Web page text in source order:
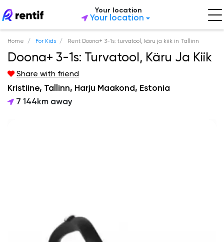
Your location
Your location
Home For Kids Rent Doona+ 3-1s: turvatool, käru ja kiik in Tallinn
Doona+ 3-1s: Turvatool, Käru Ja Kiik
Share with friend
Kristiine, Tallinn, Harju Maakond, Estonia
7 144km away